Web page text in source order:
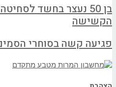
בן 50 נעצר בחשד
הקשישה
פגיעה קשה בסוחרי